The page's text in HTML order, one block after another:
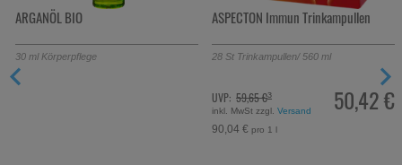
ARGANÖL BIO
30 ml Körperpflege
ASPECTON Immun Trinkampullen
28 St Trinkampullen/ 560 ml
50,42 €
UVP: 59,65 €³
inkl. MwSt zzgl.Versand
90,04 € pro 1 l